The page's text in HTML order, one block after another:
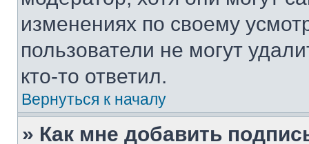
изменениях по своему
пользователи не могут
кто-то ответил.
Вернуться к началу
» Как мне добавить